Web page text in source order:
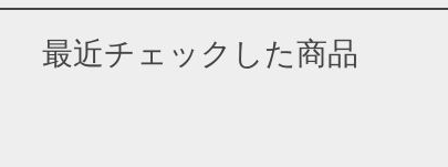
最近チェックした商品